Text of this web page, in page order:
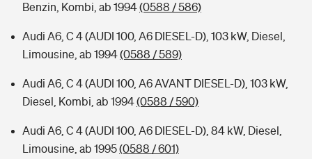
Benzin, Kombi, ab 1994(0588 / 586)
Audi A6, C 4 (AUDI 100, A6 DIESEL-D), 103 kW, Diesel,
Limousine, ab 1994(0588 / 589)
Audi A6, C 4 (AUDI 100, A6 AVANT DIESEL-D), 103 kW,
Diesel, Kombi, ab 1994(0588 / 590)
Audi A6, C 4 (AUDI 100, A6 DIESEL-D), 84 kW, Diesel,
Limousine, ab 1995(0588 / 601)